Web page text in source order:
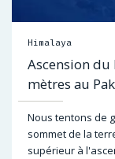
Himalaya
Ascension du
mètres au
Nous tentons de
sommet de la
supérieur à